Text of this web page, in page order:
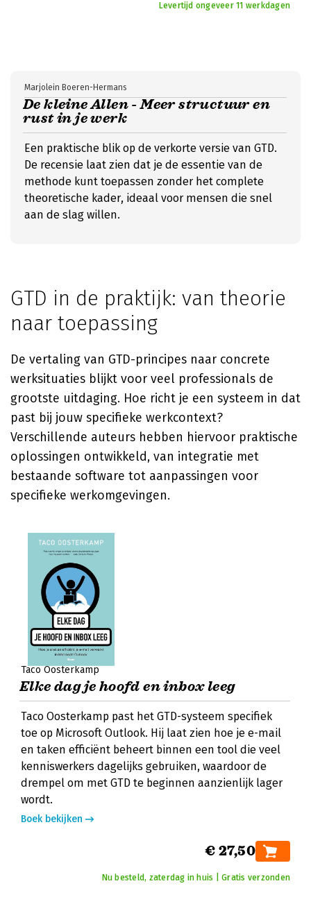
Levertijd ongeveer 11 werkdagen
De kleine Allen - Meer structuur en
rust in je werk
Marjolein Boeren-Hermans
Een praktische blik op de verkorte versie van GTD.
De recensie laat zien dat je de essentie van de
methode kunt toepassen zonder het complete
theoretische kader, ideaal voor mensen die snel
aan de slag willen.
GTD in de praktijk: van theorie
naar toepassing
De vertaling van GTD-principes naar concrete
werksituaties blijkt voor veel professionals de
grootste uitdaging. Hoe richt je een systeem in dat
past bij jouw specifieke werkcontext?
Verschillende auteurs hebben hiervoor praktische
oplossingen ontwikkeld, van integratie met
bestaande software tot aanpassingen voor
specifieke werkomgevingen.
Taco Oosterkamp
Elke dag je hoofd en inbox leeg
Taco Oosterkamp past het GTD-systeem specifiek
toe op Microsoft Outlook. Hij laat zien hoe je e-mail
en taken efficiënt beheert binnen een tool die veel
kenniswerkers dagelijks gebruiken, waardoor de
drempel om met GTD te beginnen aanzienlijk lager
wordt.
Boek bekijken
€ 27,50
Nu besteld, zaterdag in huis | Gratis verzonden